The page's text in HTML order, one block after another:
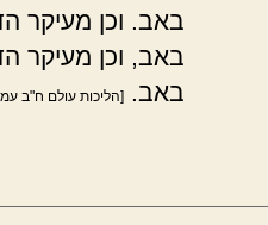
באב. וכן מעיקר
באב, וכן מעיקר
באב.
[הליכות עולם ח"ב